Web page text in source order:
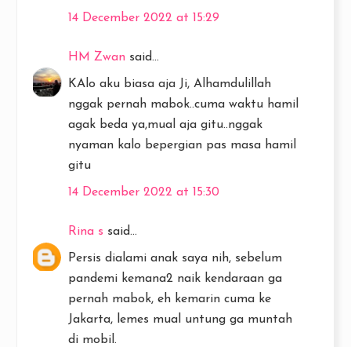
14 December 2022 at 15:29
HM Zwan said...
KAlo aku biasa aja Ji, Alhamdulillah
nggak pernah mabok..cuma waktu hamil
agak beda ya,mual aja gitu..nggak
nyaman kalo bepergian pas masa hamil
gitu
14 December 2022 at 15:30
Rina s said...
Persis dialami anak saya nih, sebelum
pandemi kemana2 naik kendaraan ga
pernah mabok, eh kemarin cuma ke
Jakarta, lemes mual untung ga muntah
di mobil.